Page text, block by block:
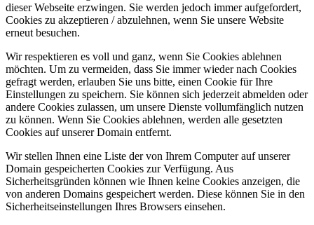
dieser Webseite erzwingen. Sie werden jedoch immer aufgefordert,
Cookies zu akzeptieren / abzulehnen, wenn Sie unsere Website
erneut besuchen.
Wir respektieren es voll und ganz, wenn Sie Cookies ablehnen
möchten. Um zu vermeiden, dass Sie immer wieder nach Cookies
gefragt werden, erlauben Sie uns bitte, einen Cookie für Ihre
Einstellungen zu speichern. Sie können sich jederzeit abmelden oder
andere Cookies zulassen, um unsere Dienste vollumfänglich nutzen
zu können. Wenn Sie Cookies ablehnen, werden alle gesetzten
Cookies auf unserer Domain entfernt.
Wir stellen Ihnen eine Liste der von Ihrem Computer auf unserer
Domain gespeicherten Cookies zur Verfügung. Aus
Sicherheitsgründen können wie Ihnen keine Cookies anzeigen, die
von anderen Domains gespeichert werden. Diese können Sie in den
Sicherheitseinstellungen Ihres Browsers einsehen.